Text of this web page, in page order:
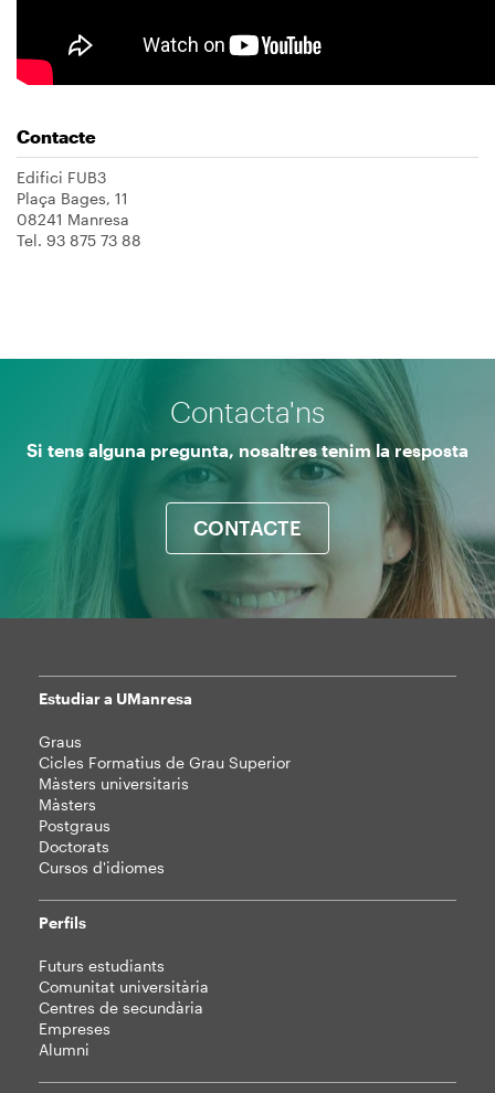
Contacte
Edifici FUB3
Plaça Bages, 11
08241 Manresa
Tel. 93 875 73 88
Contacta'ns
Si tens alguna pregunta, nosaltres tenim la resposta
CONTACTE
Mapa
web
Estudiar a UManresa
Graus
Cicles Formatius de Grau Superior
Màsters universitaris
Màsters
Postgraus
Doctorats
Cursos d'idiomes
Perfils
Futurs estudiants
Comunitat universitària
Centres de secundària
Empreses
Alumni